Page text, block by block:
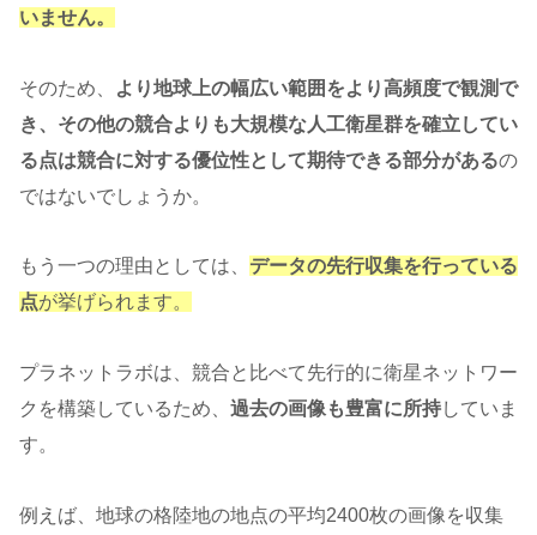
いません。
そのため、
より地球上の幅広い範囲をより高頻度で観測で
き、その他の競合よりも大規模な人工衛星群を確立してい
る点は競合に対する優位性として期待できる部分があるの
ではないでしょうか。
もう一つの理由としては、 データの先行収集を行っている
点が挙げられます。
プラネットラボは、競合と比べて先行的に衛星ネットワー
クを構築しているため、 過去の画像も豊富に所持していま
す。
例えば、地球の格陸地の地点の平均2400枚の画像を収集